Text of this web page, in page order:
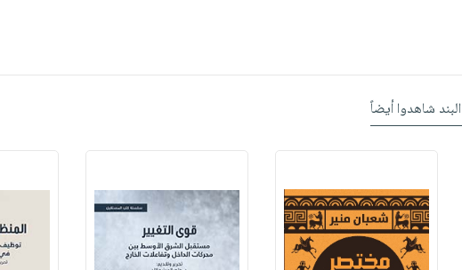
شاهدوا أيضاً